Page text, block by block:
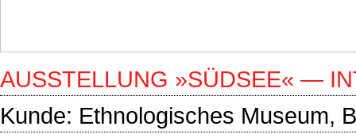
AUSSTELLUNG »SÜDSEE« —
Kunde: Ethnologisches Museum,